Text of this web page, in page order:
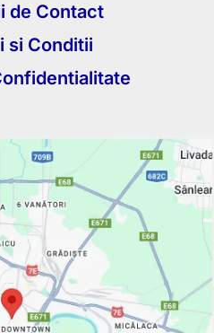
de Contact
si Conditii